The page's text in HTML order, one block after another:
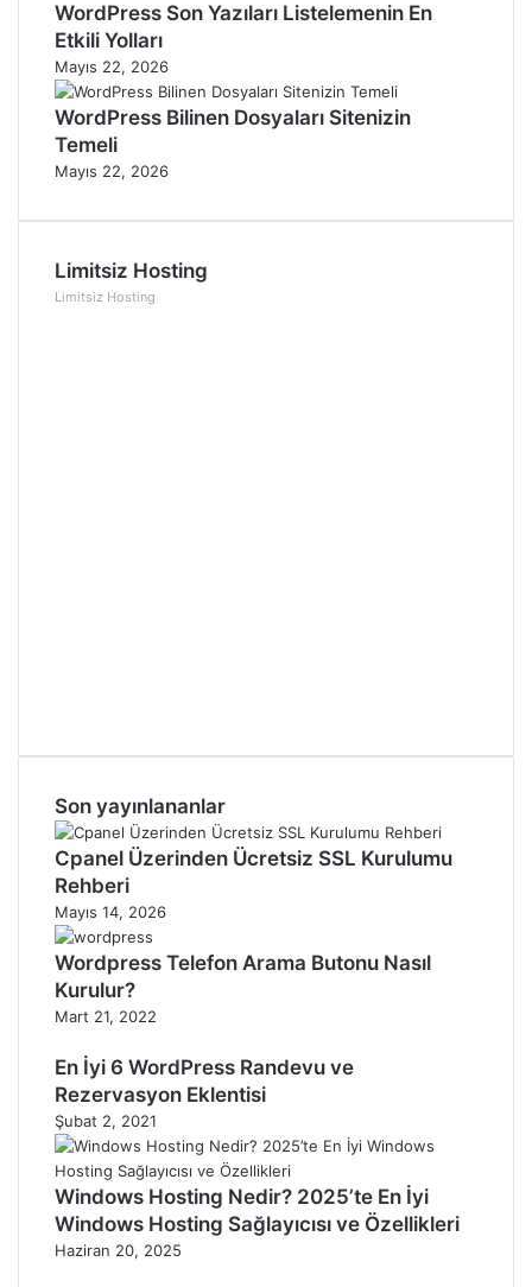
WordPress Son Yazıları Listelemenin En
Etkili Yolları
Mayıs 22, 2026
WordPress Bilinen Dosyaları Sitenizin
Temeli
Mayıs 22, 2026
Limitsiz Hosting
Limitsiz Hosting
Son yayınlananlar
Cpanel Üzerinden Ücretsiz SSL Kurulumu
Rehberi
Mayıs 14, 2026
Wordpress Telefon Arama Butonu Nasıl
Kurulur?
Mart 21, 2022
En İyi 6 WordPress Randevu ve
Rezervasyon Eklentisi
Şubat 2, 2021
Windows Hosting Nedir? 2025’te En İyi
Windows Hosting Sağlayıcısı ve Özellikleri
Haziran 20, 2025